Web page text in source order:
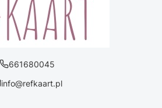
661680045
info@refkaart.pl